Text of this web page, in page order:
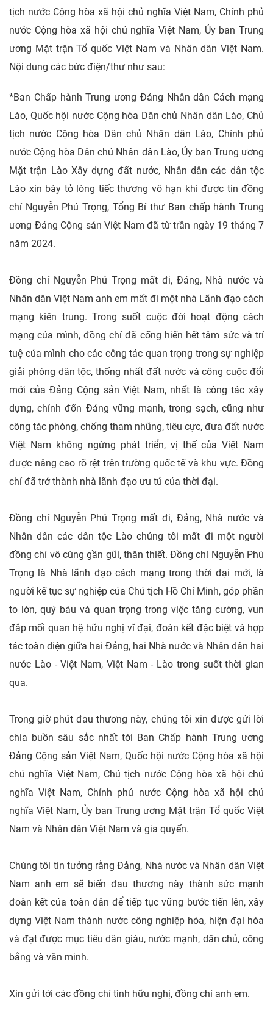
tịch nước Cộng hòa xã hội chủ nghĩa Việt Nam, Chính phủ
nước Cộng hòa xã hội chủ nghĩa Việt Nam, Ủy ban Trung
ương Mặt trận Tổ quốc Việt Nam và Nhân dân Việt Nam.
Nội dung các bức điện/thư như sau:
*Ban Chấp hành Trung ương Đảng Nhân dân Cách mạng
Lào, Quốc hội nước Cộng hòa Dân chủ Nhân dân Lào, Chủ
tịch nước Cộng hòa Dân chủ Nhân dân Lào, Chính phủ
nước Cộng hòa Dân chủ Nhân dân Lào, Ủy ban Trung ương
Mặt trận Lào Xây dựng đất nước, Nhân dân các dân tộc
Lào xin bày tỏ lòng tiếc thương vô hạn khi được tin đồng
chí Nguyễn Phú Trọng, Tổng Bí thư Ban chấp hành Trung
ương Đảng Cộng sản Việt Nam đã từ trần ngày 19 tháng 7
năm 2024.
Đồng chí Nguyễn Phú Trọng mất đi, Đảng, Nhà nước và
Nhân dân Việt Nam anh em mất đi một nhà Lãnh đạo cách
mạng kiên trung. Trong suốt cuộc đời hoạt động cách
mạng của mình, đồng chí đã cống hiến hết tâm sức và trí
tuệ của mình cho các công tác quan trọng trong sự nghiệp
giải phóng dân tộc, thống nhất đất nước và công cuộc đổi
mới của Đảng Cộng sản Việt Nam, nhất là công tác xây
dựng, chỉnh đốn Đảng vững mạnh, trong sạch, cũng như
công tác phòng, chống tham nhũng, tiêu cực, đưa đất nước
Việt Nam không ngừng phát triển, vị thế của Việt Nam
được nâng cao rõ rệt trên trường quốc tế và khu vực. Đồng
chí đã trở thành nhà lãnh đạo ưu tú của thời đại.
Đồng chí Nguyễn Phú Trọng mất đi, Đảng, Nhà nước và
Nhân dân các dân tộc Lào chúng tôi mất đi một người
đồng chí vô cùng gần gũi, thân thiết. Đồng chí Nguyễn Phú
Trọng là Nhà lãnh đạo cách mạng trong thời đại mới, là
người kế tục sự nghiệp của Chủ tịch Hồ Chí Minh, góp phần
to lớn, quý báu và quan trọng trong việc tăng cường, vun
đắp mối quan hệ hữu nghị vĩ đại, đoàn kết đặc biệt và hợp
tác toàn diện giữa hai Đảng, hai Nhà nước và Nhân dân hai
nước Lào - Việt Nam, Việt Nam - Lào trong suốt thời gian
qua.
Trong giờ phút đau thương này, chúng tôi xin được gửi lời
chia buồn sâu sắc nhất tới Ban Chấp hành Trung ương
Đảng Cộng sản Việt Nam, Quốc hội nước Cộng hòa xã hội
chủ nghĩa Việt Nam, Chủ tịch nước Cộng hòa xã hội chủ
nghĩa Việt Nam, Chính phủ nước Cộng hòa xã hội chủ
nghĩa Việt Nam, Ủy ban Trung ương Mặt trận Tổ quốc Việt
Nam và Nhân dân Việt Nam và gia quyến.
Chúng tôi tin tưởng rằng Đảng, Nhà nước và Nhân dân Việt
Nam anh em sẽ biến đau thương này thành sức mạnh
đoàn kết của toàn dân để tiếp tục vững bước tiến lên, xây
dựng Việt Nam thành nước công nghiệp hóa, hiện đại hóa
và đạt được mục tiêu dân giàu, nước mạnh, dân chủ, công
bằng và văn minh.
Xin gửi tới các đồng chí tình hữu nghị, đồng chí anh em.